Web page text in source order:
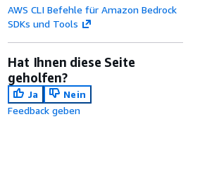
AWS CLI Befehle für Amazon Bedrock
SDKs und Tools
Hat Ihnen diese Seite
geholfen?
Ja
Nein
Feedback geben